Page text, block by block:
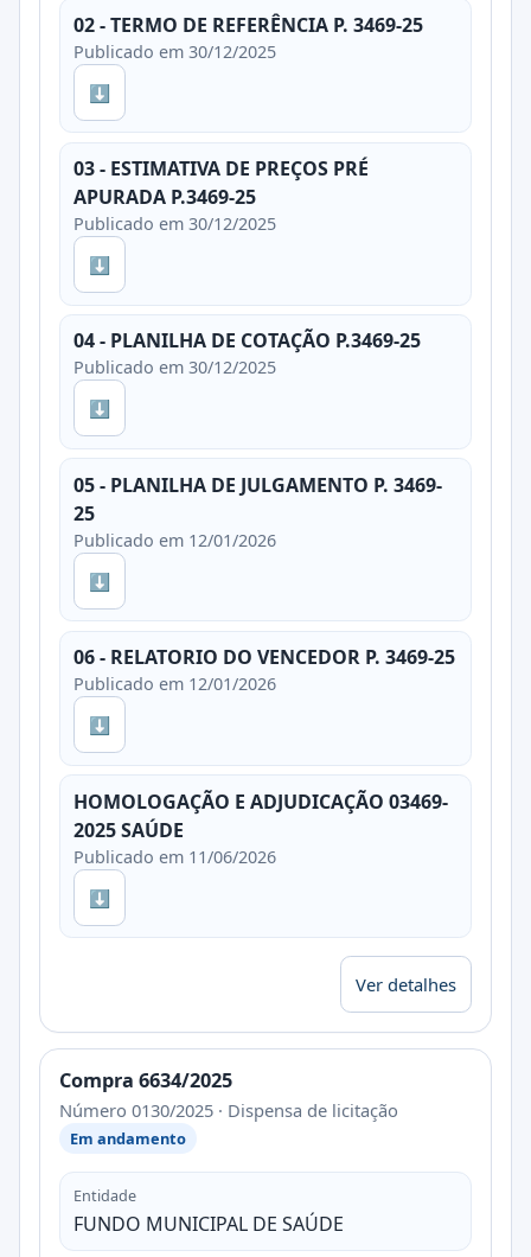
02 - TERMO DE REFERÊNCIA P. 3469-25
Publicado em 30/12/2025
⬇
03 - ESTIMATIVA DE PREÇOS PRÉ
APURADA P.3469-25
Publicado em 30/12/2025
⬇
04 - PLANILHA DE COTAÇÃO P.3469-25
Publicado em 30/12/2025
⬇
05 - PLANILHA DE JULGAMENTO P. 3469-
25
Publicado em 12/01/2026
⬇
06 - RELATORIO DO VENCEDOR P. 3469-25
Publicado em 12/01/2026
⬇
HOMOLOGAÇÃO E ADJUDICAÇÃO 03469-
2025 SAÚDE
Publicado em 11/06/2026
⬇
Ver detalhes
Compra 6634/2025
Número 0130/2025 · Dispensa de licitação
Em andamento
Entidade
FUNDO MUNICIPAL DE SAÚDE